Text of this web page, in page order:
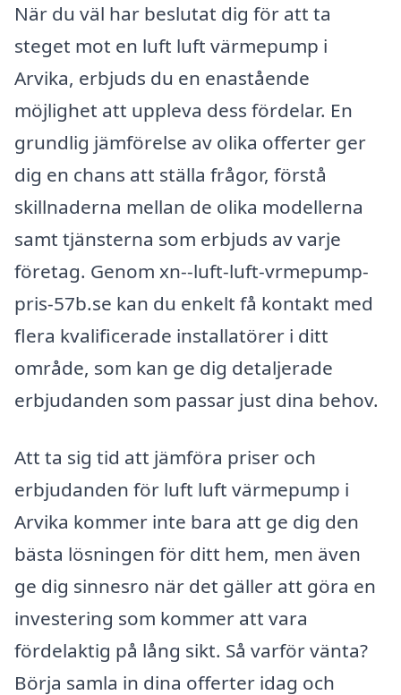
När du väl har beslutat dig för att ta
steget mot en luft luft värmepump i
Arvika, erbjuds du en enastående
möjlighet att uppleva dess fördelar. En
grundlig jämförelse av olika offerter ger
dig en chans att ställa frågor, förstå
skillnaderna mellan de olika modellerna
samt tjänsterna som erbjuds av varje
företag. Genom xn--luft-luft-vrmepump-
pris-57b.se kan du enkelt få kontakt med
flera kvalificerade installatörer i ditt
område, som kan ge dig detaljerade
erbjudanden som passar just dina behov.
Att ta sig tid att jämföra priser och
erbjudanden för luft luft värmepump i
Arvika kommer inte bara att ge dig den
bästa lösningen för ditt hem, men även
ge dig sinnesro när det gäller att göra en
investering som kommer att vara
fördelaktig på lång sikt. Så varför vänta?
Börja samla in dina offerter idag och